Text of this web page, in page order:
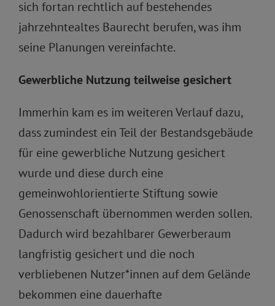
sich fortan rechtlich auf bestehendes
jahrzehntealtes Baurecht berufen, was ihm
seine Planungen vereinfachte.
Gewerbliche Nutzung teilweise gesichert
Immerhin kam es im weiteren Verlauf dazu,
dass zumindest ein Teil der Bestandsgebäude
für eine gewerbliche Nutzung gesichert
wurde und diese durch eine
gemeinwohlorientierte Stiftung sowie
Genossenschaft übernommen werden sollen.
Dadurch wird bezahlbarer Gewerberaum
langfristig gesichert und die noch
verbliebenen Nutzer*innen auf dem Gelände
bekommen eine dauerhafte